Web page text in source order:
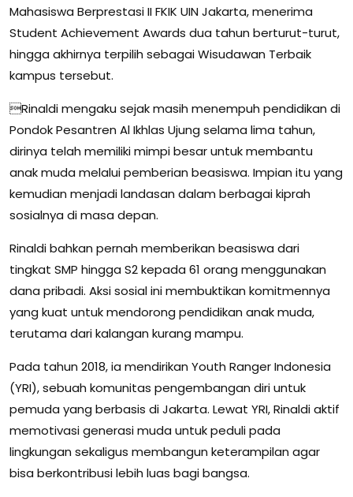
Mahasiswa Berprestasi II FKIK UIN Jakarta, menerima
Student Achievement Awards dua tahun berturut-turut,
hingga akhirnya terpilih sebagai Wisudawan Terbaik
kampus tersebut.
Rinaldi mengaku sejak masih menempuh pendidikan di
Pondok Pesantren Al Ikhlas Ujung selama lima tahun,
dirinya telah memiliki mimpi besar untuk membantu
anak muda melalui pemberian beasiswa. Impian itu yang
kemudian menjadi landasan dalam berbagai kiprah
sosialnya di masa depan.
Rinaldi bahkan pernah memberikan beasiswa dari
tingkat SMP hingga S2 kepada 61 orang menggunakan
dana pribadi. Aksi sosial ini membuktikan komitmennya
yang kuat untuk mendorong pendidikan anak muda,
terutama dari kalangan kurang mampu.
Pada tahun 2018, ia mendirikan Youth Ranger Indonesia
(YRI), sebuah komunitas pengembangan diri untuk
pemuda yang berbasis di Jakarta. Lewat YRI, Rinaldi aktif
memotivasi generasi muda untuk peduli pada
lingkungan sekaligus membangun keterampilan agar
bisa berkontribusi lebih luas bagi bangsa.